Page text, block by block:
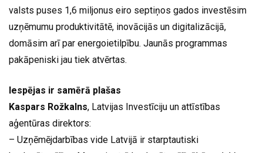
valsts puses 1,6 miljonus eiro septiņos gados investēsim
uzņēmumu produktivitātē, inovācijās un digitalizācijā,
domāsim arī par energoietilpību. Jaunās programmas
pakāpeniski jau tiek atvērtas.
Iespējas ir samērā plašas
Kaspars Rožkalns, Latvijas Investīciju un attīstības
aģentūras direktors:
– Uzņēmējdarbības vide Latvijā ir starptautiski